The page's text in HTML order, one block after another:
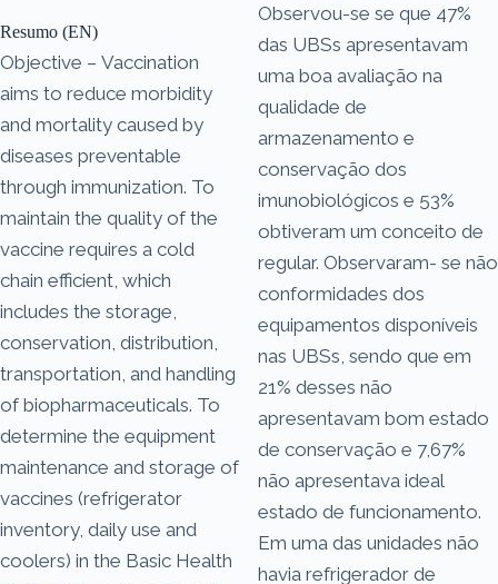
Resumo (EN)
Objective – Vaccination
aims to reduce morbidity
and mortality caused by
diseases preventable
through immunization. To
maintain the quality of the
vaccine requires a cold
chain efficient, which
includes the storage,
conservation, distribution,
transportation, and handling
of biopharmaceuticals. To
determine the equipment
maintenance and storage of
vaccines (refrigerator
inventory, daily use and
coolers) in the Basic Health
Observou-se se que 47%
das UBSs apresentavam
uma boa avaliação na
qualidade de
armazenamento e
conservação dos
imunobiológicos e 53%
obtiveram um conceito de
regular. Observaram- se não
conformidades dos
equipamentos disponíveis
nas UBSs, sendo que em
21% desses não
apresentavam bom estado
de conservação e 7,67%
não apresentava ideal
estado de funcionamento.
Em uma das unidades não
havia refrigerador de